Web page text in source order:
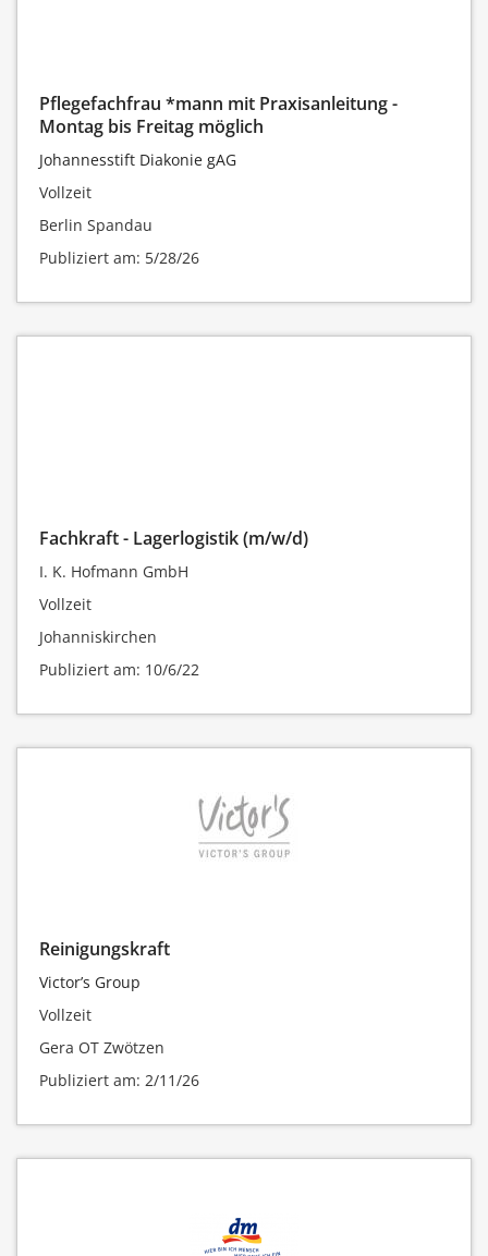
Pflegefachfrau *mann mit Praxisanleitung -
Montag bis Freitag möglich
Johannesstift Diakonie gAG
Vollzeit
Berlin Spandau
Publiziert am: 5/28/26
Fachkraft - Lagerlogistik (m/w/d)
I. K. Hofmann GmbH
Vollzeit
Johanniskirchen
Publiziert am: 10/6/22
Reinigungskraft
Victor’s Group
Vollzeit
Gera OT Zwötzen
Publiziert am: 2/11/26